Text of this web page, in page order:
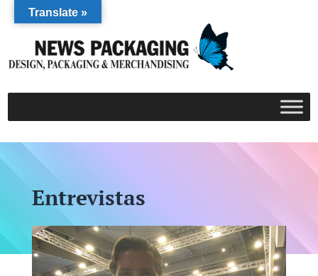
Entrevistas
Translate »